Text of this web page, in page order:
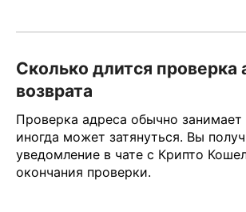
Сколько длится проверка
возврата
Проверка адреса обычно занимает
иногда может затянуться. Вы
уведомление в чате с Крипто
окончания проверки.